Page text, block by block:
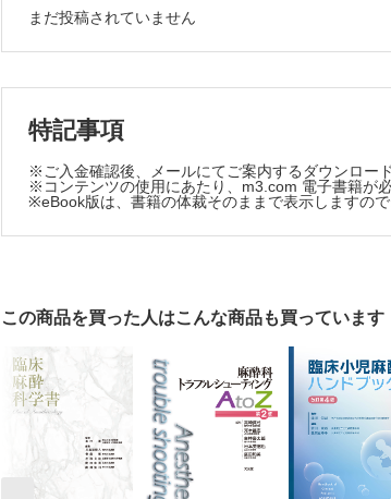
12.4 プロタミン
12.5 その他の抗
12.6 抗血小板薬
12.7 抗線溶薬 （
14章 制吐剤
14.2 ドパミンD2
14.3 5-HT3受容体
14.4 ステロイド
15章 産科麻酔関連
15.1 総論 （加藤
15.2 子宮収縮薬
15.3 子宮弛緩薬
15.4 マグネシウ
2.8 効果が消失するということ：半減期と効果消
2.9 急性耐性と離脱症候群
第2部 各種薬物
3章 吸入麻酔薬 （茶木友浩，山蔭道明）
3.1 総論
3.2 揮発性吸入麻酔薬
3.3 ガス麻酔薬
4.2 プロポフォール （竹川大貴）
4.3 ベンゾジアゼピンおよび関連薬 （斎藤淳一）
4.4 バルビツレート─チオペンタール，チアミラ
4.5 ケタミン （工藤隆司）
4.6 デクスメデトミジン （野口智子）
4.7 ドロペリドール （野口智子）
5章 オピオイド 143
まだ投稿されていません
特記事項
※ご入金確認後、メールにてご案内するダウンロー
※コンテンツの使用にあたり、m3.com 電子書籍が必
※eBook版は、書籍の体裁そのままで表示しますの
この商品を買った人はこんな商品も買っています